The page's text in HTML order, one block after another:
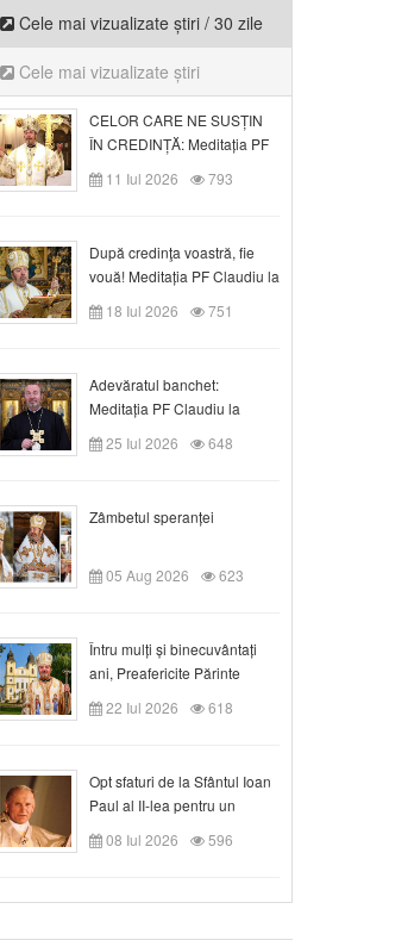
Cele mai vizualizate știri / 30 zile
Cele mai vizualizate știri
CELOR CARE NE SUSȚIN
ÎN CREDINȚĂ: Meditația PF
Claudiu la Duminica a VI-a
după Rusalii
11 Iul 2026 793
După credinţa voastră, fie
vouă! Meditația PF Claudiu la
duminica a VII-a după Rusalii
18 Iul 2026 751
Adevăratul banchet:
Meditația PF Claudiu la
Duminica a VIII-a după
Rusalii
25 Iul 2026 648
Zâmbetul speranței
05 Aug 2026 623
Întru mulți și binecuvântați
ani, Preafericite Părinte
Claudiu!
22 Iul 2026 618
Opt sfaturi de la Sfântul Ioan
Paul al II-lea pentru un
creștin
08 Iul 2026 596